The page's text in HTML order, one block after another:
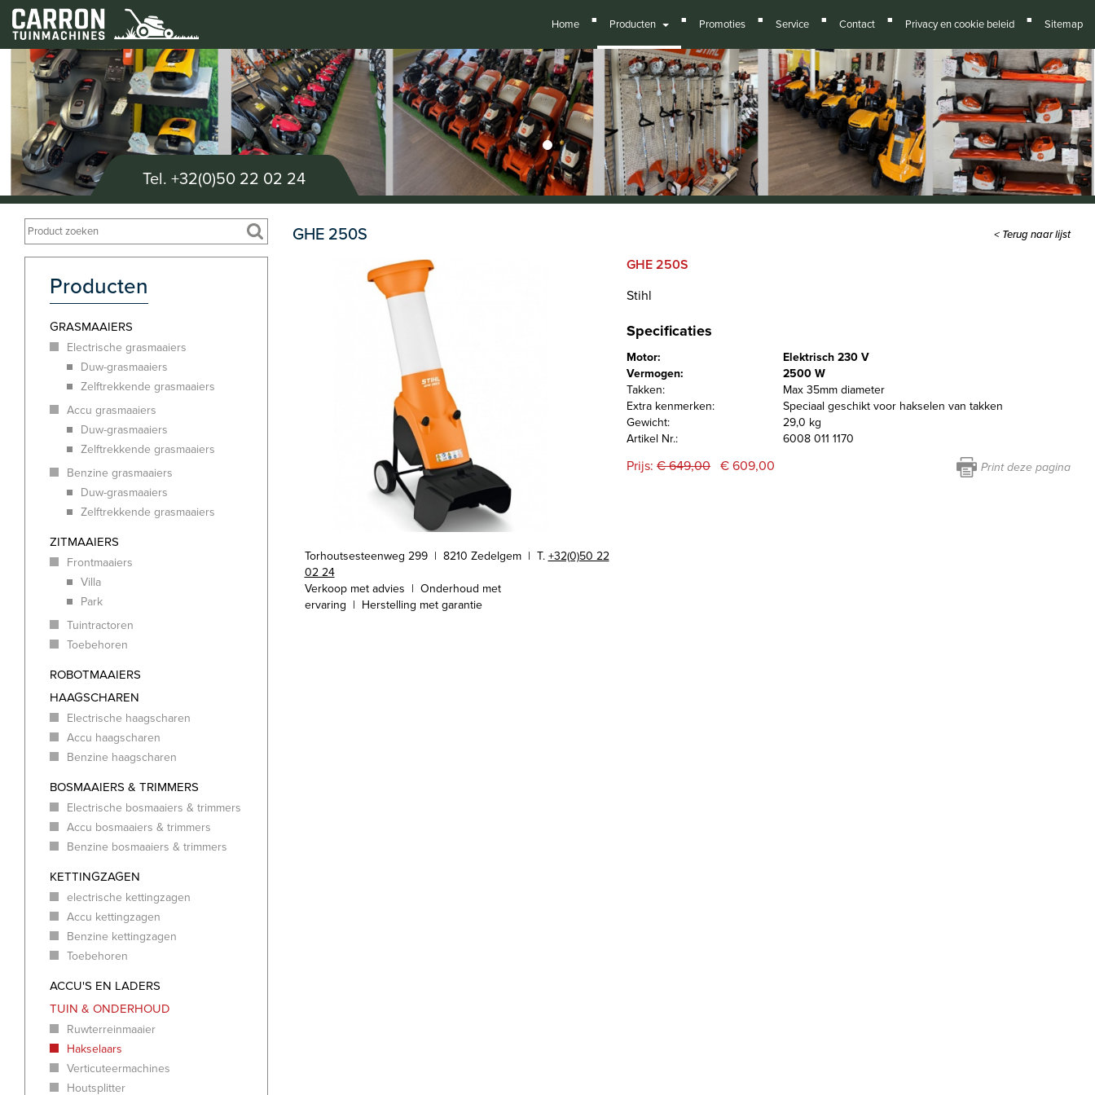
Tel. +32(0)50 22 02 24
Home ■ Producten ■ Promoties ■ Service ■ Contact ■ Privacy en cookie beleid ■ Sitemap
Producten
GRASMAAIERS
Electrische grasmaaiers
Duw-grasmaaiers
Zelftrekkende grasmaaiers
Accu grasmaaiers
Duw-grasmaaiers
Zelftrekkende grasmaaiers
Benzine grasmaaiers
Duw-grasmaaiers
Zelftrekkende grasmaaiers
ZITMAAIERS
Frontmaaiers
Villa
Park
Tuintractoren
Toebehoren
ROBOTMAAIERS
HAAGSCHAREN
Electrische haagscharen
Accu haagscharen
Benzine haagscharen
BOSMAAIERS & TRIMMERS
Electrische bosmaaiers & trimmers
Accu bosmaaiers & trimmers
Benzine bosmaaiers & trimmers
KETTINGZAGEN
electrische kettingzagen
Accu kettingzagen
Benzine kettingzagen
Toebehoren
ACCU'S EN LADERS
TUIN & ONDERHOUD
Ruwterreinmaaier
Hakselaars
Verticuteermachines
Houtsplitter
GHE 250S < Terug naar lijst
Torhoutsesteenweg 299 | 8210 Zedelgem | T. +32(0)50 22
02 24
Verkoop met advies | Onderhoud met
ervaring | Herstelling met garantie
GHE 250S
Stihl
Specificaties
Motor:
Elektrisch 230 V
Vermogen:
2500 W
Takken:
Max 35mm diameter
Extra kenmerken:
Speciaal geschikt voor hakselen van takken
Gewicht:
29,0 kg
Artikel Nr.:
6008 011 1170
Prijs:€ 649,00 € 609,00 Print deze pagina